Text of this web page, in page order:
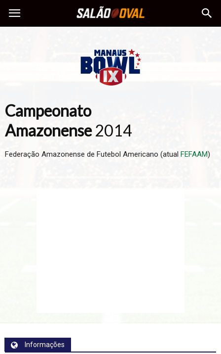
Campeonato
Amazonense2014
Federação Amazonense de Futebol Americano (atual FEFAAM)
Informações